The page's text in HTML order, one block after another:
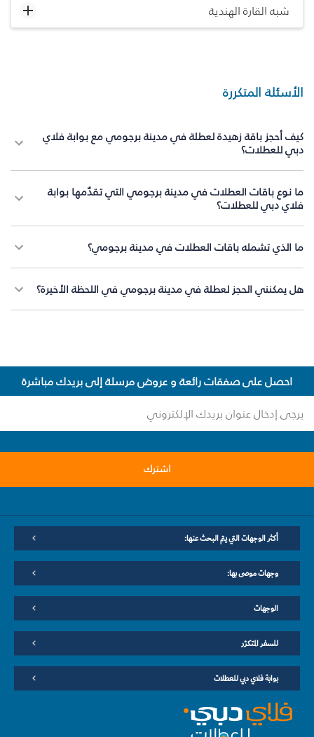
شبه القارة الهندية
الأسئلة المتكررة
كيف أحجز باقة زهيدة لعطلة في مدينة برجومي مع بوابة فلاي
دبي للعطلات؟
ما نوع باقات العطلات في مدينة برجومي التي تقدّمها بوابة
فلاي دبي للعطلات؟
ما الذي تشمله باقات العطلات في مدينة برجومي؟
هل يمكنني الحجز لعطلة في مدينة برجومي في اللحظة الأخيرة؟
احصل على صفقات رائعة و عروض مرسلة إلى بريدك مباشرة
اشترك
أكثر الوجهات التي يتم البحث عنها:
وجهات موصى بها:
الوجهات
للسفر المتكرّر
بوابة فلاي دبي للعطلات